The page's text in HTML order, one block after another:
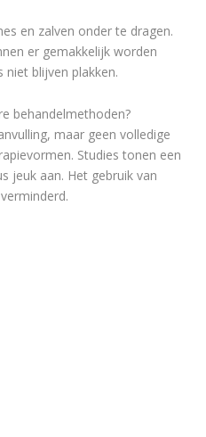
en zalven onder te dragen.
er gemakkelijk worden
blijven plakken.
behandelmethoden?
maar geen volledige
Studies tonen een
jeuk aan. Het gebruik van